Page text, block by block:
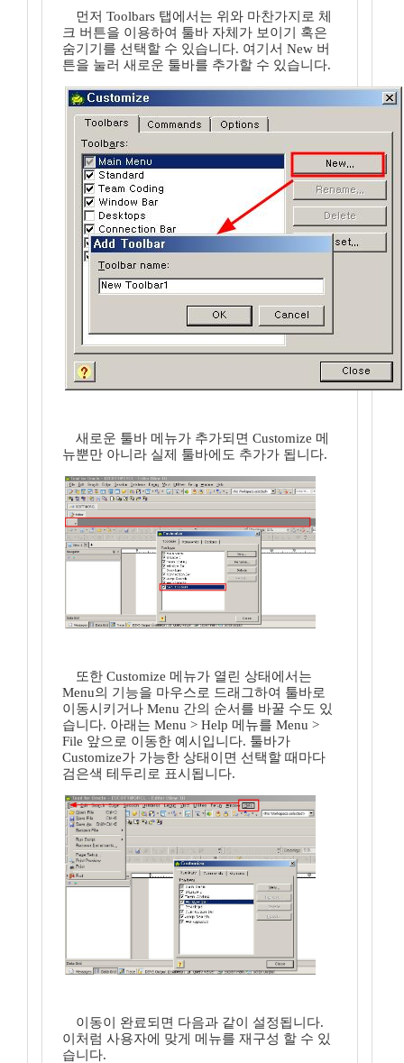
먼저 Toolbars 탭에서는 위와 마찬가지로 체
크 버튼을 이용하여 툴바 자체가 보이기 혹은
숨기기를 선택할 수 있습니다. 여기서 New 버
튼을 눌러 새로운 툴바를 추가할 수 있습니다.
새로운 툴바 메뉴가 추가되면 Customize 메
뉴뿐만 아니라 실제 툴바에도 추가가 됩니다.
또한 Customize 메뉴가 열린 상태에서는
Menu의 기능을 마우스로 드래그하여 툴바로
이동시키거나 Menu 간의 순서를 바꿀 수도 있
습니다. 아래는 Menu > Help 메뉴를 Menu >
File 앞으로 이동한 예시입니다. 툴바가
Customize가 가능한 상태이면 선택할 때마다
검은색 테두리로 표시됩니다.
이동이 완료되면 다음과 같이 설정됩니다.
이처럼 사용자에 맞게 메뉴를 재구성 할 수 있
습니다.